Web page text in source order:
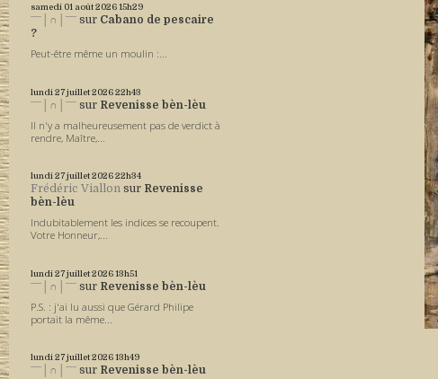
samedi 01 août 2026 15h29
ˉˉˉ│∩│ˉˉˉ sur Cabano de pescaire
?
Peut-être même un moulin :...
lundi 27juillet 2026 22h43
ˉˉˉ│∩│ˉˉˉ sur Revenisse bèn-lèu
Il n'y a malheureusement pas de verdict à
rendre, Maître,...
lundi 27juillet 2026 22h34
Frédéric Viallon sur Revenisse
bèn-lèu
Indubitablement les indices se recoupent.
Votre Honneur,...
lundi 27juillet 2026 13h51
ˉˉˉ│∩│ˉˉˉ sur Revenisse bèn-lèu
P.S. : j'ai lu aussi que Gérard Philipe
portait la même...
lundi 27juillet 2026 13h49
ˉˉˉ│∩│ˉˉˉ sur Revenisse bèn-lèu